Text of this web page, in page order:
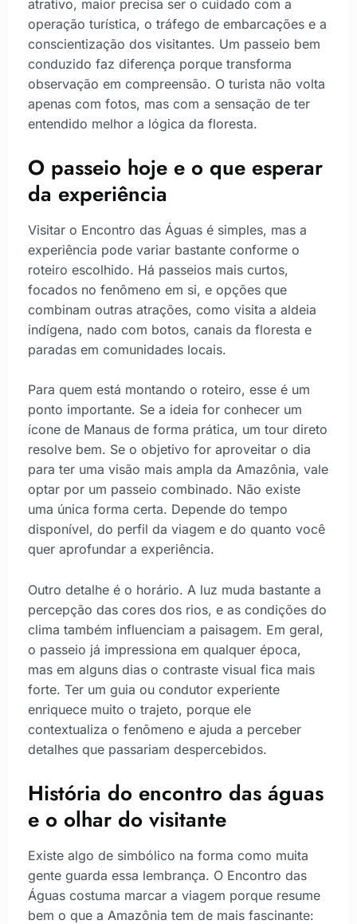
atrativo, maior precisa ser o cuidado com a
operação turística, o tráfego de embarcações e a
conscientização dos visitantes. Um passeio bem
conduzido faz diferença porque transforma
observação em compreensão. O turista não volta
apenas com fotos, mas com a sensação de ter
entendido melhor a lógica da floresta.
O passeio hoje e o que esperar
da experiência
Visitar o Encontro das Águas é simples, mas a
experiência pode variar bastante conforme o
roteiro escolhido. Há passeios mais curtos,
focados no fenômeno em si, e opções que
combinam outras atrações, como visita a aldeia
indígena, nado com botos, canais da floresta e
paradas em comunidades locais.
Para quem está montando o roteiro, esse é um
ponto importante. Se a ideia for conhecer um
ícone de Manaus de forma prática, um tour direto
resolve bem. Se o objetivo for aproveitar o dia
para ter uma visão mais ampla da Amazônia, vale
optar por um passeio combinado. Não existe
uma única forma certa. Depende do tempo
disponível, do perfil da viagem e do quanto você
quer aprofundar a experiência.
Outro detalhe é o horário. A luz muda bastante a
percepção das cores dos rios, e as condições do
clima também influenciam a paisagem. Em geral,
o passeio já impressiona em qualquer época,
mas em alguns dias o contraste visual fica mais
forte. Ter um guia ou condutor experiente
enriquece muito o trajeto, porque ele
contextualiza o fenômeno e ajuda a perceber
detalhes que passariam despercebidos.
História do encontro das águas
e o olhar do visitante
Existe algo de simbólico na forma como muita
gente guarda essa lembrança. O Encontro das
Águas costuma marcar a viagem porque resume
bem o que a Amazônia tem de mais fascinante: